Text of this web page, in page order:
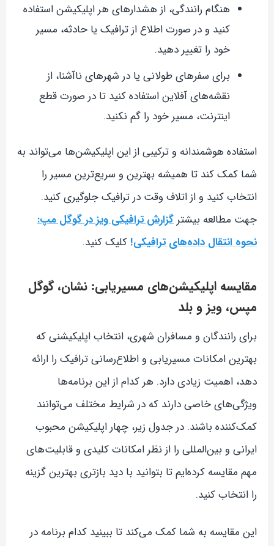
هنگام رانندگی، از هشدارهای هر اپلیکیشن استفاده
کنید و در صورت اطلاع از ترافیک یا حادثه، مسیر
خود را تغییر دهید.
برای سفرهای طولانی یا در شهرهای ناآشنا، از
نقشه‌های آفلاین استفاده کنید تا در صورت قطع
اینترنت، مسیر خود را گم نکنید.
استفاده هوشمندانه و ترکیبی از این اپلیکیشن‌ها می‌تواند به
شما کمک کند تا همیشه بهترین و سریع‌ترین مسیر را
انتخاب کنید و از اتلاف وقت در ترافیک جلوگیری کنید.
جهت مطالعه بیشترگزارش ترافیکی ویز در گوگل مپ:
نحوه انتقال داده‌های ترافیکی!کلیک کنید.
مقایسه اپلیکیشن‌های مسیریابی: نشان، گوگل
مپس، ویز و بلد
برای رانندگان و مسافران شهری، انتخاب اپلیکیشنی که
بهترین امکانات مسیریابی و اطلاع‌رسانی ترافیک را ارائه
دهد، اهمیت زیادی دارد. هر کدام از این برنامه‌ها
ویژگی‌های خاصی دارند که در شرایط مختلف می‌توانند
کمک‌کننده باشند. در جدول زیر، چهار اپلیکیشن محبوب
ایرانی و بین‌المللی را از نظر امکانات کلیدی و قابلیت‌های
مهم مقایسه کرده‌ایم تا بتوانید با دید بازتری بهترین گزینه
را انتخاب کنید.
این مقایسه به شما کمک می‌کند تا ببینید کدام برنامه در